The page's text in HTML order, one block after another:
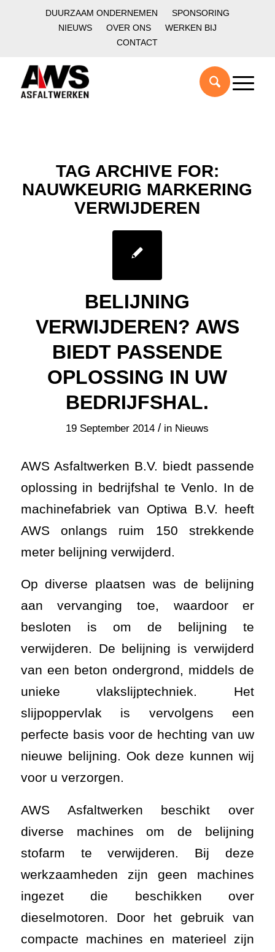
DUURZAAM ONDERNEMEN
SPONSORING
NIEUWS
OVER ONS
WERKEN BIJ
CONTACT
TAG ARCHIVE FOR:
NAUWKEURIG MARKERING
VERWIJDEREN
BELIJNING
VERWIJDEREN? AWS
BIEDT PASSENDE
OPLOSSING IN UW
BEDRIJFSHAL.
19 September 2014 / in Nieuws
AWS Asfaltwerken B.V. biedt passende
oplossing in bedrijfshal te Venlo. In de
machinefabriek van Optiwa B.V. heeft
AWS onlangs ruim 150 strekkende
meter belijning verwijderd.
Op diverse plaatsen was de belijning
aan vervanging toe, waardoor er
besloten is om de belijning te
verwijderen. De belijning is verwijderd
van een beton ondergrond, middels de
unieke vlakslijptechniek. Het
slijpoppervlak is vervolgens een
perfecte basis voor de hechting van uw
nieuwe belijning. Ook deze kunnen wij
voor u verzorgen.
AWS Asfaltwerken beschikt over
diverse machines om de belijning
stofarm te verwijderen. Bij deze
werkzaamheden zijn geen machines
ingezet die beschikken over
dieselmotoren. Door het gebruik van
compacte machines en materieel zijn